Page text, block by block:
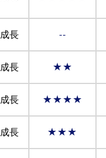
長 --
長 ★★
長 ★★★★
長 ★★★